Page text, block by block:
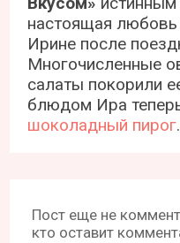
настоящая
Ирине после
Многочисленные
салаты покорили
блюдом Ира
шоколадный пирог.
Пост еще не
кто оставит